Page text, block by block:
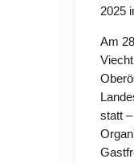
2025
Am
statt